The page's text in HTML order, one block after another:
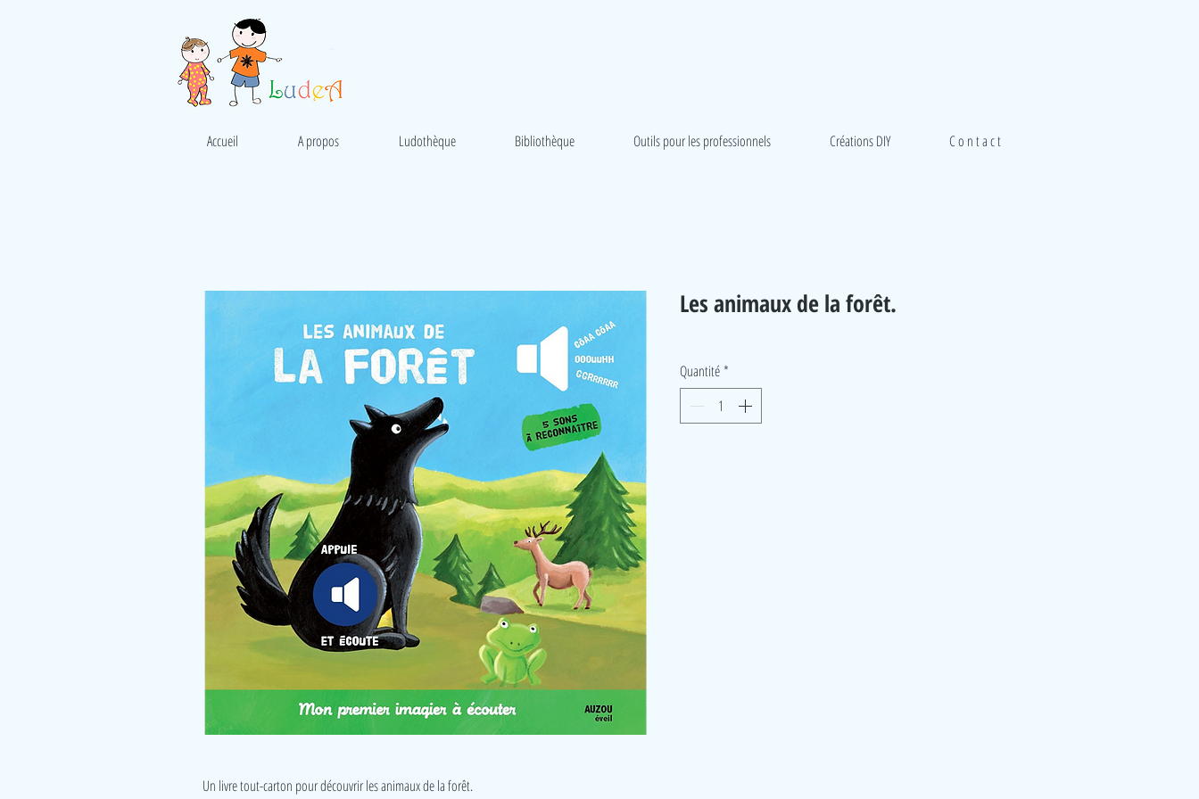
Accueil A propos Ludothèque Bibliothèque Outils pour les professionnels Créations DIY C o n t a c t
Un livre tout-carton pour découvrir les animaux de la forêt.
Les animaux de la forêt.
Quantité *